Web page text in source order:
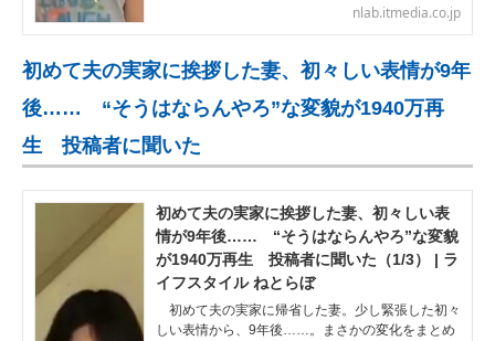
nlab.itmedia.co.jp
初めて夫の実家に挨拶した妻、初々しい表情が9年
後…… “そうはならんやろ”な変貌が1940万再
生 投稿者に聞いた
初めて夫の実家に挨拶した妻、初々しい表
情が9年後…… “そうはならんやろ”な変貌
が1940万再生 投稿者に聞いた（1/3） | ラ
イフスタイル ねとらぼ
初めて夫の実家に帰省した妻。少し緊張した初々
しい表情から、9年後……。まさかの変化をまとめ